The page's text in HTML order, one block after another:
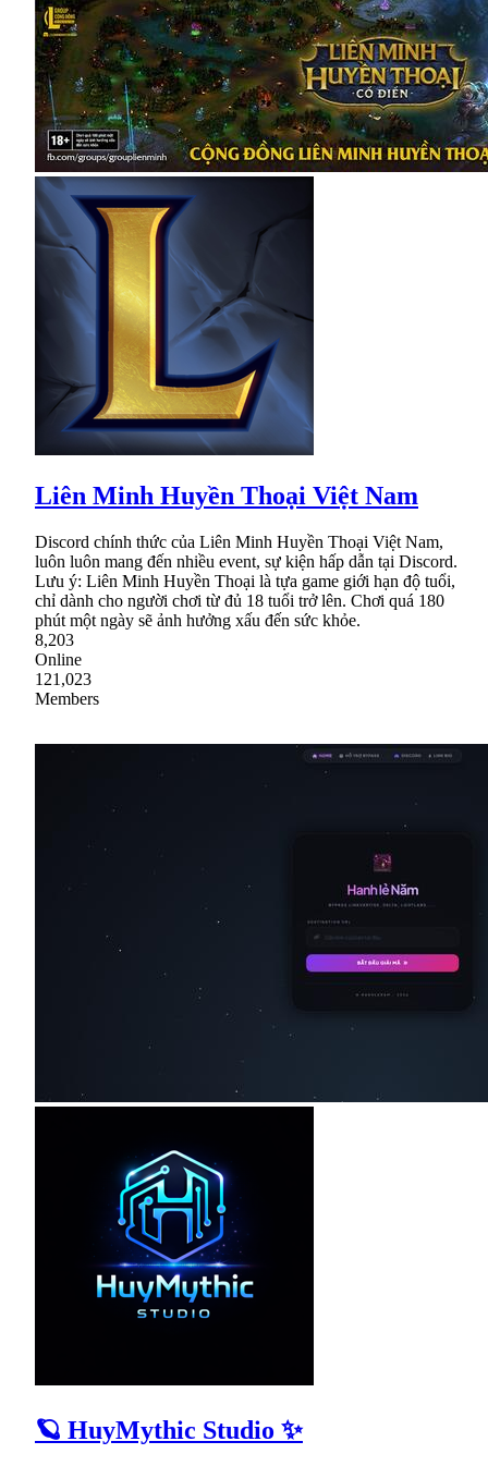
Liên Minh Huyền Thoại Việt Nam
Discord chính thức của Liên Minh Huyền Thoại Việt Nam,
luôn luôn mang đến nhiều event, sự kiện hấp dẫn tại Discord.
Lưu ý: Liên Minh Huyền Thoại là tựa game giới hạn độ tuổi,
chỉ dành cho người chơi từ đủ 18 tuổi trở lên. Chơi quá 180
phút một ngày sẽ ảnh hưởng xấu đến sức khỏe.
8,203
Online
121,023
Members
🪐 HuyMythic Studio ✨